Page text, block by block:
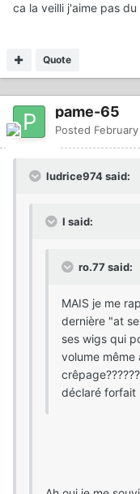
ca la veilli j'aime pas du
Quote
pame-65
Posted
ludrice974 said:
I said:
ro.77 said:
MAIS je me
dernière "at
ses wigs qui
volume même
déclaré forfait